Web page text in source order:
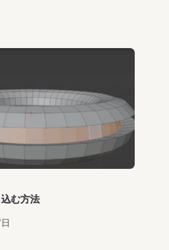
む方法